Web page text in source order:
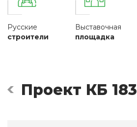
Русские
строители
Выставочная
площадка
Проект КБ 183